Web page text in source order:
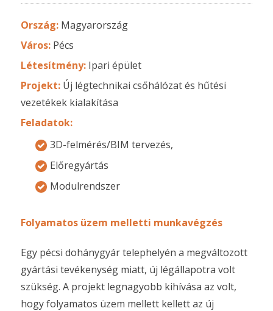
Ország: Magyarország
Város: Pécs
Létesítmény: Ipari épület
Projekt: Új légtechnikai csőhálózat és hűtési
vezetékek kialakítása
Feladatok:
3D-felmérés/BIM tervezés,
Előregyártás
Modulrendszer
Folyamatos üzem melletti munkavégzés
Egy pécsi dohánygyár telephelyén a megváltozott
gyártási tevékenység miatt, új légállapotra volt
szükség. A projekt legnagyobb kihívása az volt,
hogy folyamatos üzem mellett kellett az új